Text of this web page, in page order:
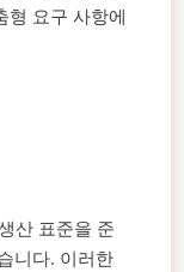
형 요구 사항에
산 표준을 준
니다. 이러한